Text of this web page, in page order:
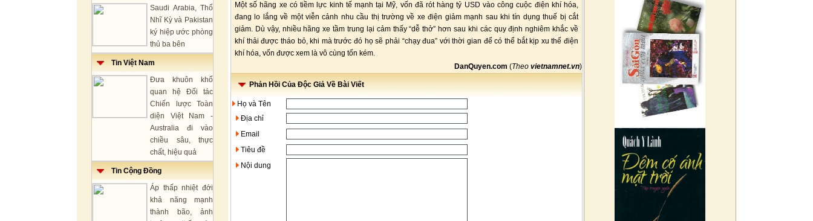
Saudi Arabia, Thổ
Nhĩ Kỳ và Pakistan
ký hiệp ước phòng
thủ ba bên
Tin Việt Nam
Đưa khuôn khổ
quan hệ Đối tác
Chiến lược Toàn
diện Việt Nam -
Australia đi vào
chiều sâu, thực
chất, hiệu quả
Tin Cộng Đồng
Áp thấp nhiệt đới
khả năng mạnh
thành bão, ảnh
Một số hãng xe có tiềm lực kinh tế mạnh tại Mỹ, vốn đã rót hàng tỷ USD vào công cuộc điện khí hóa,
đang lo lắng về một viễn cảnh nhu cầu thị trường về xe điện giảm mạnh sau khi tín dụng thuế bị cắt
giảm. Dù vậy, nhiều hãng xe tầm trung lại cảm thấy “dễ thở” hơn sau khi các quy định nghiêm khắc về
khí thải được tháo bỏ, khi mà trước đó họ sẽ phải “chạy đua” với thời gian để có thể bắt kịp xu thế điện
khí hóa, vốn được xem là vô cùng tốn kém.
DanQuyen.com (Theo vietnamnet.vn)
Phản Hồi Của Độc Giả Về Bài Viết
Họ và Tên
Địa chỉ
Email
Tiêu đề
Nội dung